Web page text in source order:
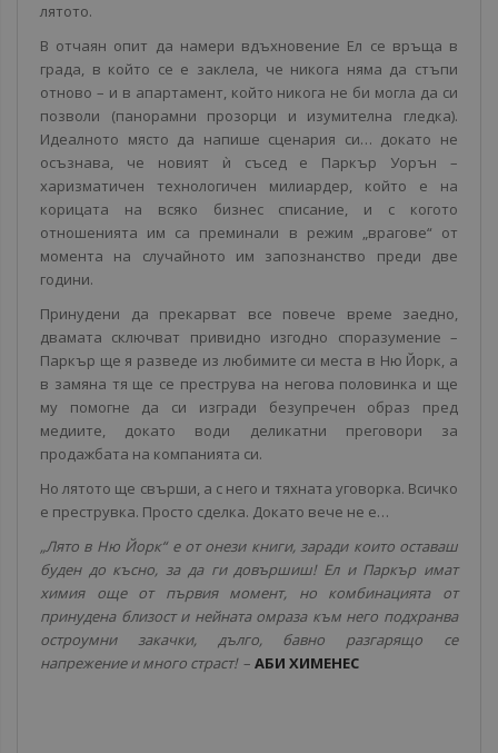
лятото.
В отчаян опит да намери вдъхновение Ел се връща в
града, в който се е заклела, че никога няма да стъпи
отново – и в апартамент, който никога не би могла да си
позволи (панорамни прозорци и изумителна гледка).
Идеалното място да напише сценария си… докато не
осъзнава, че новият ѝ съсед e Паркър Уорън –
харизматичен технологичен милиардер, който е на
корицата на всяко бизнес списание, и с когото
отношенията им са преминали в режим „врагове“ от
момента на случайното им запознанство преди две
години.
Принудени да прекарват все повече време заедно,
двамата сключват привидно изгодно споразумение –
Паркър ще я разведе из любимите си места в Ню Йорк, а
в замяна тя ще се преструва на негова половинка и ще
му помогне да си изгради безупречен образ пред
медиите, докато води деликатни преговори за
продажбата на компанията си.
Но лятото ще свърши, а с него и тяхната уговорка. Всичко
е преструвка. Просто сделка. Докато вече не е…
„Лято в Ню Йорк“ е от онези книги, заради които оставаш
буден до късно, за да ги довършиш! Ел и Паркър имат
химия още от първия момент, но комбинацията от
принудена близост и нейната омраза към него подхранва
остроумни закачки, дълго, бавно разгарящо се
напрежение и много страст! – АБИ ХИМЕНЕС